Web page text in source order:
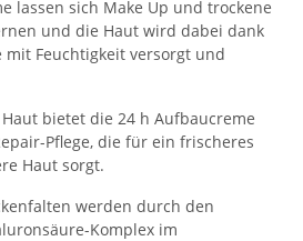
lassen sich Make Up und trockene
und die Haut wird dabei dank
Feuchtigkeit versorgt und
bietet die 24 h Aufbaucreme
Pflege, die für ein frischeres
Haut sorgt.
werden durch den
Komplex im